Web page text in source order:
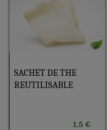
SACHET DE THE
REUTILISABLE
1.5 €